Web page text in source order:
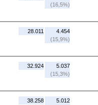
(16,5%)
28.011
4.454
(15,9%)
32.924
5.037
(15,3%)
38.258
5.012